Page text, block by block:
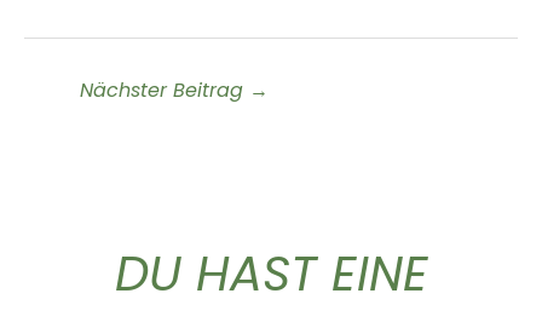
Nächster Beitrag →
DU HAST EINE